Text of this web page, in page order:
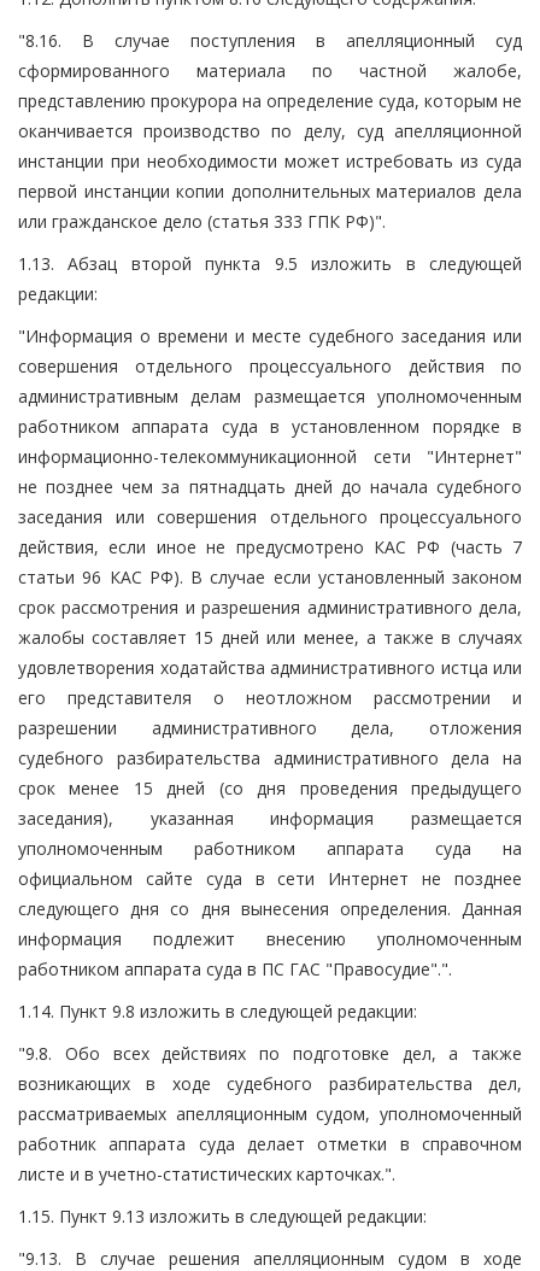
"8.16. В случае поступления в апелляционный суд
сформированного материала по частной жалобе,
представлению прокурора на определение суда, которым не
оканчивается производство по делу, суд апелляционной
инстанции при необходимости может истребовать из суда
первой инстанции копии дополнительных материалов дела
или гражданское дело (статья 333 ГПК РФ)".
1.13. Абзац второй пункта 9.5 изложить в следующей
редакции:
"Информация о времени и месте судебного заседания или
совершения отдельного процессуального действия по
административным делам размещается уполномоченным
работником аппарата суда в установленном порядке в
информационно-телекоммуникационной сети "Интернет"
не позднее чем за пятнадцать дней до начала судебного
заседания или совершения отдельного процессуального
действия, если иное не предусмотрено КАС РФ (часть 7
статьи 96 КАС РФ). В случае если установленный законом
срок рассмотрения и разрешения административного дела,
жалобы составляет 15 дней или менее, а также в случаях
удовлетворения ходатайства административного истца или
его представителя о неотложном рассмотрении и
разрешении административного дела, отложения
судебного разбирательства административного дела на
срок менее 15 дней (со дня проведения предыдущего
заседания), указанная информация размещается
уполномоченным работником аппарата суда на
официальном сайте суда в сети Интернет не позднее
следующего дня со дня вынесения определения. Данная
информация подлежит внесению уполномоченным
работником аппарата суда в ПС ГАС "Правосудие".".
1.14. Пункт 9.8 изложить в следующей редакции:
"9.8. Обо всех действиях по подготовке дел, а также
возникающих в ходе судебного разбирательства дел,
рассматриваемых апелляционным судом, уполномоченный
работник аппарата суда делает отметки в справочном
листе и в учетно-статистических карточках.".
1.15. Пункт 9.13 изложить в следующей редакции:
"9.13. В случае решения апелляционным судом в ходе